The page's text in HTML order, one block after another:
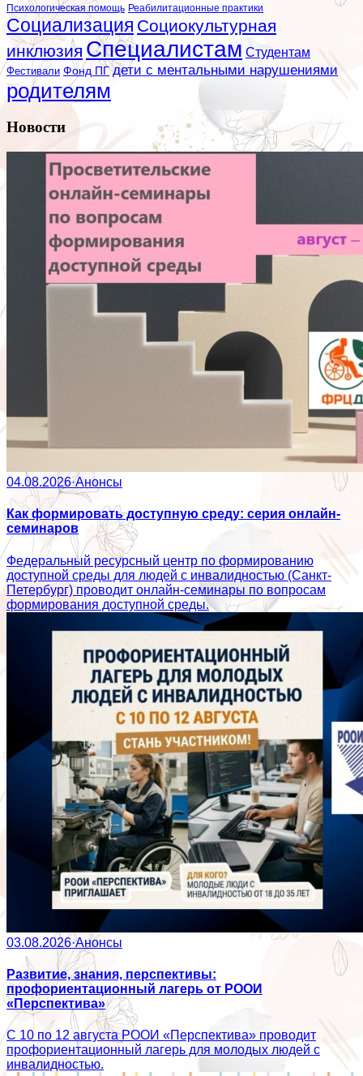
Психологическая помощь Реабилитационные практики
Социализация Социокультурная
инклюзия Специалистам Студентам
Фестивали Фонд ПГ дети с ментальными нарушениями
родителям
Новости
04.08.2026·Анонсы
Как формировать доступную среду: серия онлайн-
семинаров
Федеральный ресурсный центр по формированию
доступной среды для людей с инвалидностью (Санкт-
Петербург) проводит онлайн-семинары по вопросам
формирования доступной среды.
03.08.2026·Анонсы
Развитие, знания, перспективы:
профориентационный лагерь от РООИ
«Перспектива»
С 10 по 12 августа РООИ «Перспектива» проводит
профориентационный лагерь для молодых людей с
инвалидностью.